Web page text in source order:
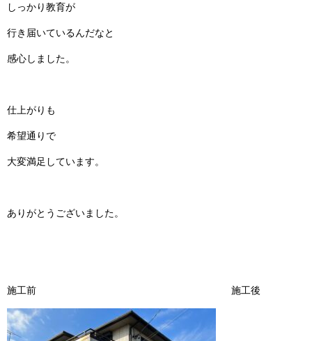
しっかり教育が
行き届いているんだなと
感心しました。
仕上がりも
希望通りで
大変満足しています。
ありがとうございました。
施工前 施工後